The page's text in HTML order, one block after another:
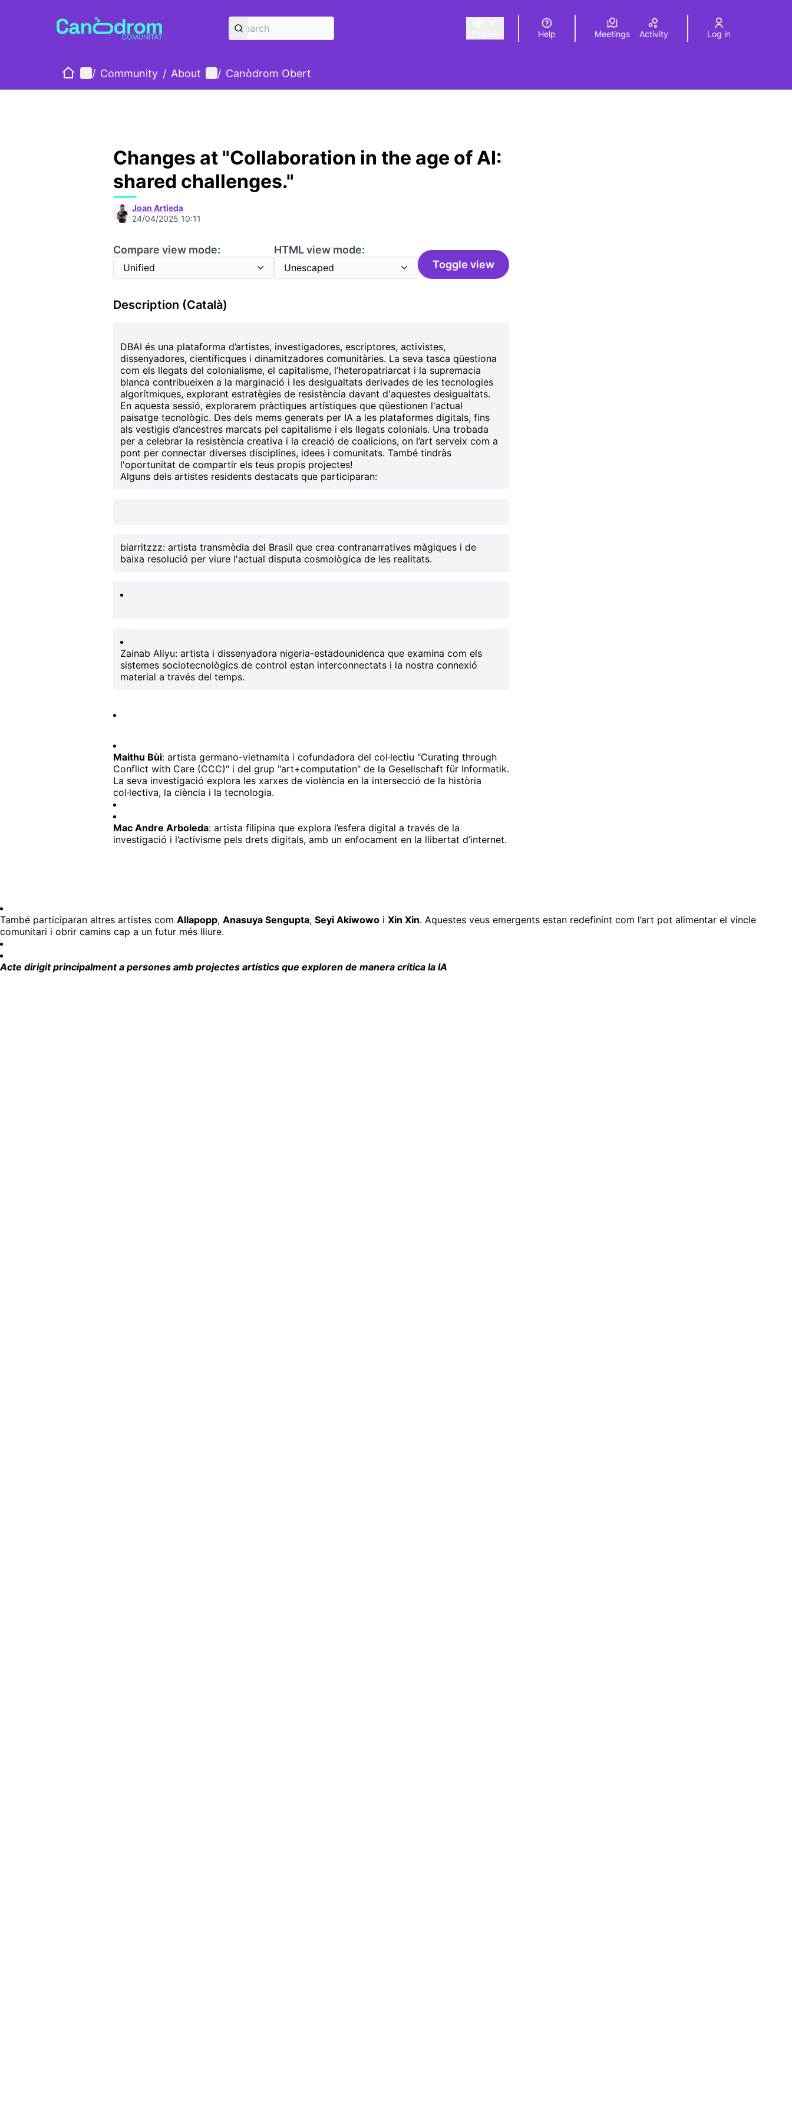
Triar la llengua Elegir el idiomaChoose language
Help Meetings Activity Log in
HomeMain menu
/ Community / About User menu
/ Canòdrom Obert
Changes at "Collaboration in the age of AI:
shared challenges."
Joan Artieda
24/04/2025 10:11
Compare view mode:
HTML view mode:
Toggle view
Description (Català)
DBAI és una plataforma d’artistes, investigadores, escriptores, activistes,
dissenyadores, científicques i dinamitzadores comunitàries. La seva tasca qüestiona
com els llegats del colonialisme, el capitalisme, l’heteropatriarcat i la supremacia
blanca contribueixen a la marginació i les desigualtats derivades de les tecnologies
algorítmiques, explorant estratègies de resistència davant d'aquestes desigualtats.
En aquesta sessió, explorarem pràctiques artístiques que qüestionen l'actual
paisatge tecnològic. Des dels mems generats per IA a les plataformes digitals, fins
als vestigis d’ancestres marcats pel capitalisme i els llegats colonials. Una trobada
per a celebrar la resistència creativa i la creació de coalicions, on l’art serveix com a
pont per connectar diverses disciplines, idees i comunitats. També tindràs
l'oportunitat de compartir els teus propis projectes!
Alguns dels artistes residents destacats que participaran:
biarritzzz: artista transmèdia del Brasil que crea contranarratives màgiques i de
baixa resolució per viure l'actual disputa cosmològica de les realitats.
Zainab Aliyu: artista i dissenyadora nigeria-estadounidenca que examina com els
sistemes sociotecnològics de control estan interconnectats i la nostra connexió
material a través del temps.
Maithu Bùi: artista germano-vietnamita i cofundadora del col·lectiu "Curating through
Conflict with Care (CCC)" i del grup "art+computation" de la Gesellschaft für Informatik.
La seva investigació explora les xarxes de violència en la intersecció de la història
col·lectiva, la ciència i la tecnologia.
Mac Andre Arboleda: artista filipina que explora l’esfera digital a través de la
investigació i l’activisme pels drets digitals, amb un enfocament en la llibertat d’internet.
També participaran altres artistes com Allapopp, Anasuya Sengupta, Seyi Akiwowo i Xin Xin. Aquestes veus emergents estan redefinint com l’art pot alimentar el vincle
comunitari i obrir camins cap a un futur més lliure.
Acte dirigit principalment a persones amb projectes artístics que exploren de manera crítica la IA